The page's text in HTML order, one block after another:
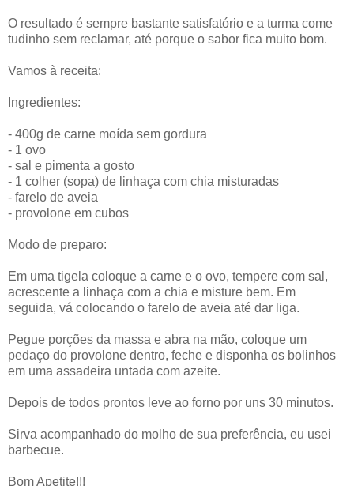
O resultado é sempre bastante satisfatório e a turma come
tudinho sem reclamar, até porque o sabor fica muito bom.
Vamos à receita:
Ingredientes:
- 400g de carne moída sem gordura
- 1 ovo
- sal e pimenta a gosto
- 1 colher (sopa) de linhaça com chia misturadas
- farelo de aveia
- provolone em cubos
Modo de preparo:
Em uma tigela coloque a carne e o ovo, tempere com sal,
acrescente a linhaça com a chia e misture bem. Em
seguida, vá colocando o farelo de aveia até dar liga.
Pegue porções da massa e abra na mão, coloque um
pedaço do provolone dentro, feche e disponha os bolinhos
em uma assadeira untada com azeite.
Depois de todos prontos leve ao forno por uns 30 minutos.
Sirva acompanhado do molho de sua preferência, eu usei
barbecue.
Bom Apetite!!!